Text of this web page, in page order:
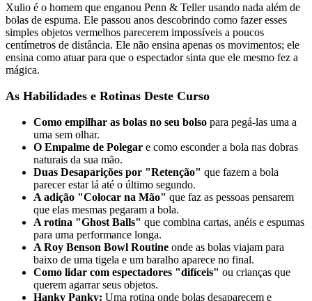
Xulio é o homem que enganou Penn & Teller usando nada além de
bolas de espuma. Ele passou anos descobrindo como fazer esses
simples objetos vermelhos parecerem impossíveis a poucos
centímetros de distância. Ele não ensina apenas os movimentos; ele
ensina como atuar para que o espectador sinta que ele mesmo fez a
mágica.
As Habilidades e Rotinas Deste Curso
Como empilhar as bolas no seu bolso para pegá-las uma a
uma sem olhar.
O Empalme de Polegar e como esconder a bola nas dobras
naturais da sua mão.
Duas Desaparições por "Retenção" que fazem a bola
parecer estar lá até o último segundo.
A adição "Colocar na Mão" que faz as pessoas pensarem
que elas mesmas pegaram a bola.
A rotina "Ghost Balls" que combina cartas, anéis e espumas
para uma performance longa.
A Roy Benson Bowl Routine onde as bolas viajam para
baixo de uma tigela e um baralho aparece no final.
Como lidar com espectadores "difíceis" ou crianças que
querem agarrar seus objetos.
Hanky Panky: Uma rotina onde bolas desaparecem e